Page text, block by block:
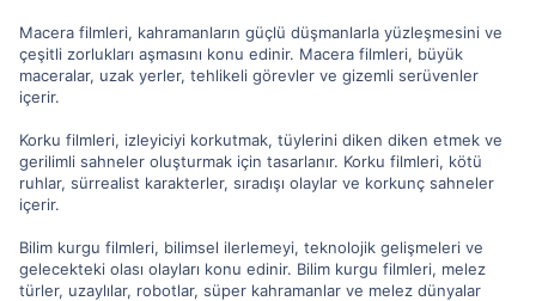
Macera filmleri, kahramanların güçlü düşmanlarla yüzleşmesini ve
çeşitli zorlukları aşmasını konu edinir. Macera filmleri, büyük
maceralar, uzak yerler, tehlikeli görevler ve gizemli serüvenler
içerir.
Korku filmleri, izleyiciyi korkutmak, tüylerini diken diken etmek ve
gerilimli sahneler oluşturmak için tasarlanır. Korku filmleri, kötü
ruhlar, sürrealist karakterler, sıradışı olaylar ve korkunç sahneler
içerir.
Bilim kurgu filmleri, bilimsel ilerlemeyi, teknolojik gelişmeleri ve
gelecekteki olası olayları konu edinir. Bilim kurgu filmleri, melez
türler, uzaylılar, robotlar, süper kahramanlar ve melez dünyalar